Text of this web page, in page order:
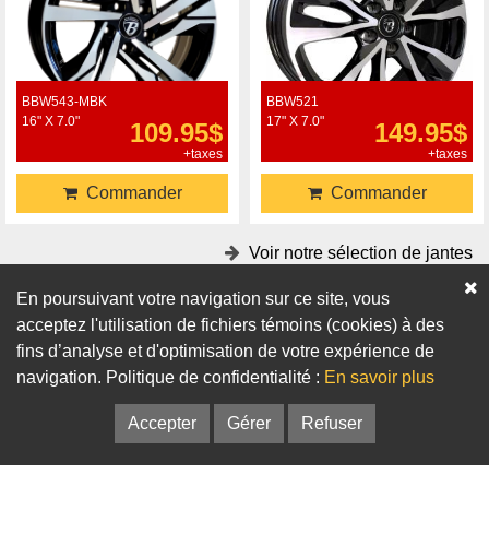
BBW543-MBK
16" X 7.0"
109.95$
+taxes
Commander
BBW521
17" X 7.0"
149.95$
+taxes
Commander
Voir notre sélection de jantes
Accessoires
Adaptateurs Bagues de centrage
En poursuivant votre navigation sur ce site, vous
acceptez l'utilisation de fichiers témoins (cookies) à des
fins d’analyse et d'optimisation de votre expérience de
navigation. Politique de confidentialité : En savoir plus
Accepter Gérer Refuser